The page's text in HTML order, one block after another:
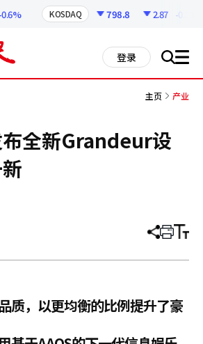
-0.6% KOSDAQ 798.8 2.87 -0.36%
登录 搜 all
主页 产业
全新Grandeur设
分
章
打 调
小
质，以更均衡的比例提升了豪